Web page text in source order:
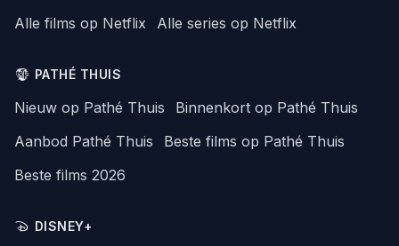
Alle films op Netflix
Alle series op Netflix
PATHÉ THUIS
Nieuw op Pathé Thuis
Binnenkort op Pathé Thuis
Aanbod Pathé Thuis
Beste films op Pathé Thuis
Beste films 2026
DISNEY+